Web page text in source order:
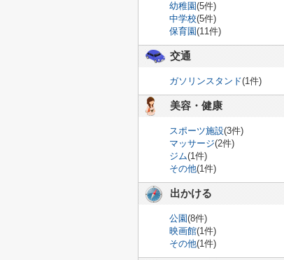
幼稚園(5件)
中学校(5件)
保育園(11件)
交通
ガソリンスタンド(1件)
美容・健康
スポーツ施設(3件)
マッサージ(2件)
ジム(1件)
その他(1件)
出かける
公園(8件)
映画館(1件)
その他(1件)